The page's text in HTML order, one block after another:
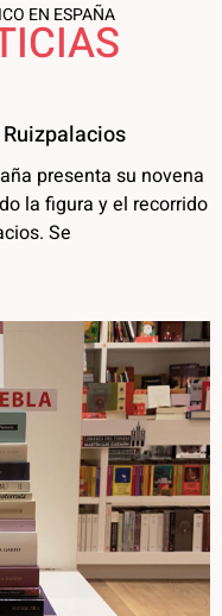
EN ESPAÑA
presenta su novena
la figura y el recorrido
Se